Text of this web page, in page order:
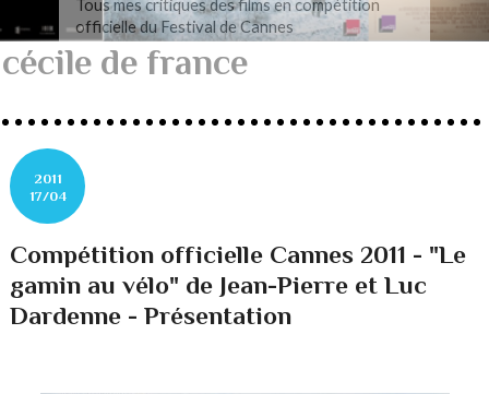
Tous mes critiques des films en compétition
officielle du Festival de Cannes
cécile de france
2011
17/04
Compétition officielle Cannes 2011 - "Le
gamin au vélo" de Jean-Pierre et Luc
Dardenne - Présentation